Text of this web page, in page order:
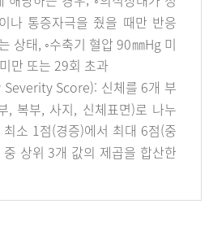
나 통증자극을 줬을 때만 반응
상태, ◦수축기 혈압 90㎜Hg 미
만 또는 29회 초과
Score): 신체를 6개 부
, 복부, 사지, 신체표면)로 나누
소 1점(경증)에서 최대 6점(중
상위 3개 값의 제곱을 합산한